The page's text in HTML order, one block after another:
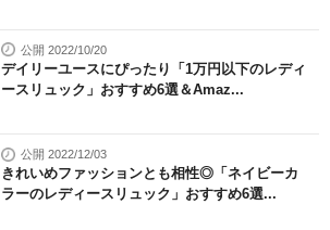
公開 2022/10/20
デイリーユースにぴったり「1万円以下のレディ
ースリュック」おすすめ6選＆Amaz...
公開 2022/12/03
きれいめファッションとも相性◎「ネイビーカ
ラーのレディースリュック」おすすめ6選...